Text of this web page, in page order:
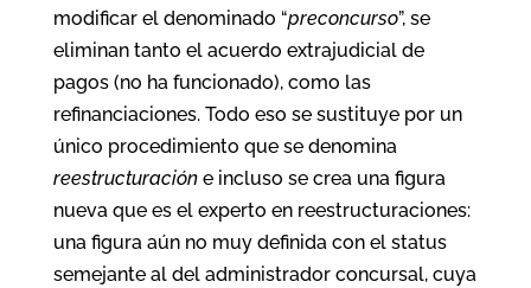
modificar el denominado “preconcurso”, se
eliminan tanto el acuerdo extrajudicial de
pagos (no ha funcionado), como las
refinanciaciones. Todo eso se sustituye por un
único procedimiento que se denomina
reestructuracióne incluso se crea una figura
nueva que es el experto en reestructuraciones:
una figura aún no muy definida con el status
semejante al del administrador concursal, cuya